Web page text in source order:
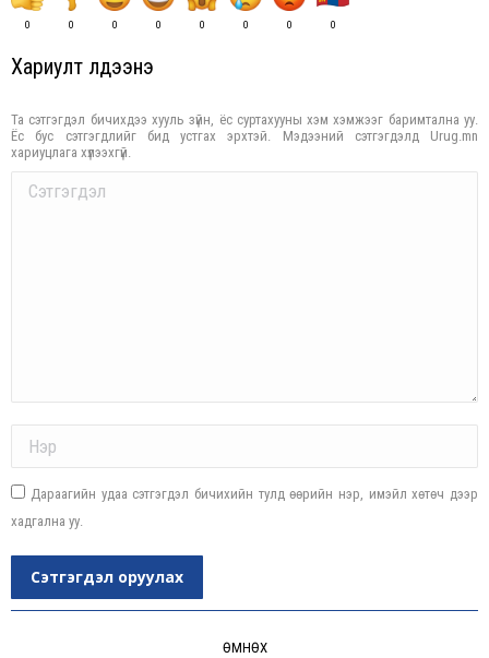
0 0 0 0 0 0 0 0
Хариулт үлдээнэ үү
Та сэтгэгдэл бичихдээ хууль зүйн, ёс суртахууны хэм хэмжээг баримтална уу.
Ёс бус сэтгэгдлийг бид устгах эрхтэй. Мэдээний сэтгэгдэлд Urug.mn
хариуцлага хүлээхгүй.
Comment
Дараагийн удаа сэтгэгдэл бичихийн тулд өөрийн нэр, имэйл хөтөч дээр
хадгална уу.
Сэтгэгдэл оруулах
ӨМНӨХ